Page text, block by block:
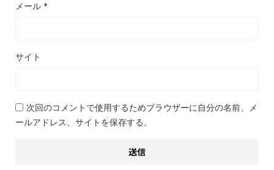
メール *
サイト
次回のコメントで使用するためブラウザーに自分の名前、メ
ールアドレス、サイトを保存する。